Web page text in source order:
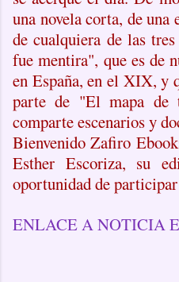
una novela corta, de una
de cualquiera de las
fue mentira", que es de
en España, en el XIX, y
parte de "El mapa de
comparte escenarios y
Bienvenido Zafiro
Esther Escoriza, su
oportunidad de
ENLACE A NOTICIA